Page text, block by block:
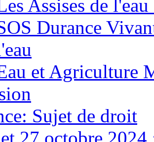
Assises de
Durance
et Agriculture
Sujet de droit